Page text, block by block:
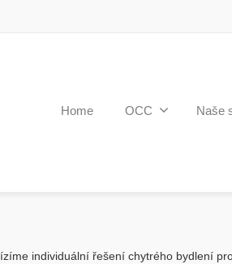
Home OCC Naše
individuální řešení chytrého bydlení